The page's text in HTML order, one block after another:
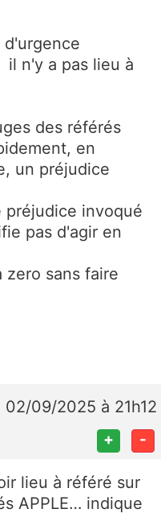
n'y a pas lieu à
des référés
en
un préjudice
préjudice invoqué
pas d'agir en
sans faire
02/09/2025 à 21h12
+ -
lieu à référé sur
APPLE… indique